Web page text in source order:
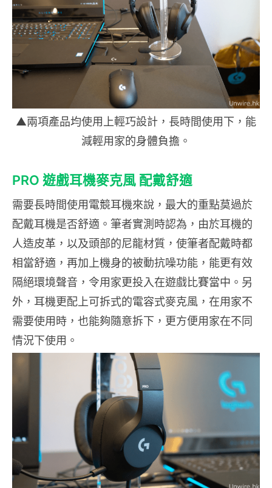
▲兩項產品均使用上輕巧設計，長時間使用下，能
減輕用家的身體負擔。
PRO 遊戲耳機麥克風 配戴舒適
需要長時間使用電競耳機來說，最大的重點莫過於
配戴耳機是否舒適。筆者實測時認為，由於耳機的
人造皮革，以及頭部的尼龍材質，使筆者配戴時都
相當舒適，再加上機身的被動抗噪功能，能更有效
隔絕環境聲音，令用家更投入在遊戲比賽當中。另
外，耳機更配上可拆式的電容式麥克風，在用家不
需要使用時，也能夠隨意拆下，更方便用家在不同
情況下使用。